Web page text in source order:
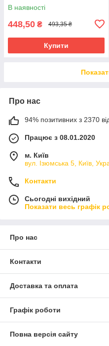
В наявності
448,50 ₴ 493,35 ₴
Купити
Про нас
94% позитивних з 2370
Працює з 08.01.2020
м. Київ
вул. Ізюмська 5, Київ,
Контакти
Сьогодні вихідний
Показати весь графік
Про нас
Контакти
Доставка та оплата
Графік роботи
Повна версія сайту